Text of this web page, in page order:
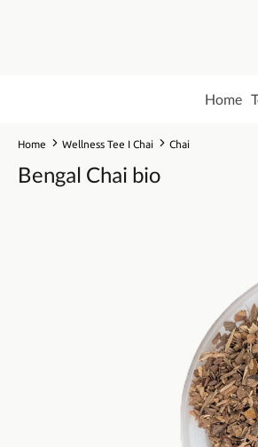
Home
Home Wellness Tee I Chai Chai
Bengal Chai bio